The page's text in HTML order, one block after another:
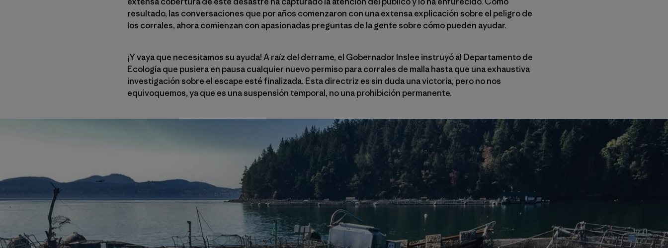
resultado, las conversaciones que por años comenzaron con una extensa explicación sobre el peligro de
los corrales, ahora comienzan con apasionadas preguntas de la gente sobre cómo pueden ayudar.
¡Y vaya que necesitamos su ayuda! A raíz del derrame, el Gobernador Inslee instruyó al Departamento de
Ecología que pusiera en pausa cualquier nuevo permiso para corrales de malla hasta que una exhaustiva
investigación sobre el escape esté finalizada. Esta directriz es sin duda una victoria, pero no nos
equivoquemos, ya que es una suspensión temporal, no una prohibición permanente.